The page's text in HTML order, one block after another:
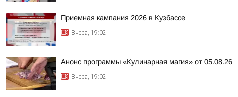
Приемная кампания 2026 в Кузбассе
Вчера, 19:02
Анонс программы «Кулинарная магия» от 05.08.26
Вчера, 19:02